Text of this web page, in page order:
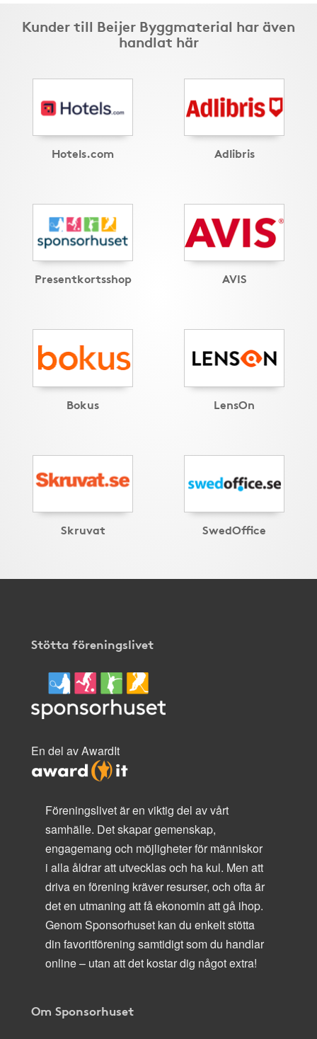
Kunder till Beijer Byggmaterial har även
handlat här
Hotels.com Adlibris
Presentkortsshop AVIS
Bokus LensOn
Skruvat SwedOffice
Stötta föreningslivet
En del av AwardIt
Föreningslivet är en viktig del av vårt
samhälle. Det skapar gemenskap,
engagemang och möjligheter för människor
i alla åldrar att utvecklas och ha kul. Men att
driva en förening kräver resurser, och ofta är
det en utmaning att få ekonomin att gå ihop.
Genom Sponsorhuset kan du enkelt stötta
din favoritförening samtidigt som du handlar
online – utan att det kostar dig något extra!
Om Sponsorhuset